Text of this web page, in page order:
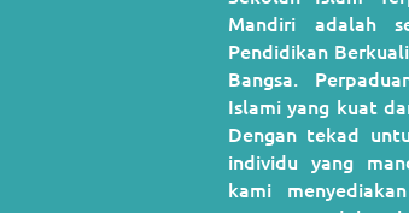
Mandiri adalah
Pendidikan
Bangsa. P
Islami yang kuat
Dengan tekad
individu yang
kami